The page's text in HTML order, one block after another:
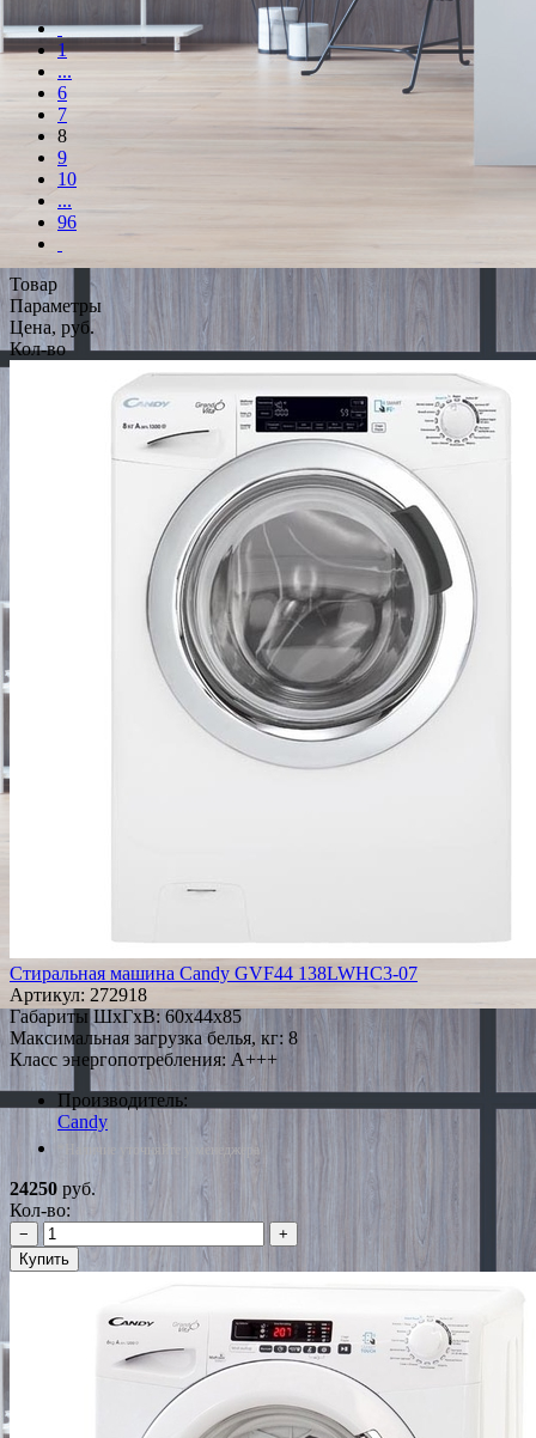
1
...
6
7
8
9
10
...
96
Товар
Параметры
Цена, руб.
Кол-во
Стиральная машина Candy GVF44 138LWHC3-07
Артикул: 272918
Габариты ШxГxВ: 60x44x85
Максимальная загрузка белья, кг: 8
Класс энергопотребления: A+++
Производитель:
Candy
*Наличие уточняйте у менеджера
24250 руб.
Кол-во:
−
+
Купить